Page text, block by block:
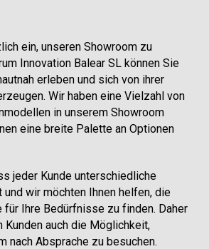
ein, unseren Showroom zu
Innovation Balear SL können Sie
erleben und sich von ihrer
Wir haben eine Vielzahl von
in unserem Showroom
eine breite Palette an Optionen
jeder Kunde unterschiedliche
und wir möchten Ihnen helfen, die
für Ihre Bedürfnisse zu finden. Daher
Kunden auch die Möglichkeit,
nach Absprache zu besuchen.